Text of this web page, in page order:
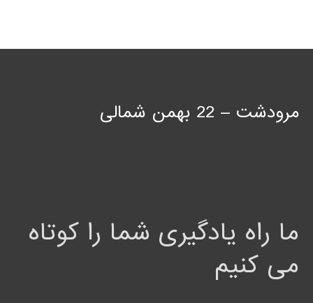
مرودشت – 22 بهمن شمالی
ما راه یادگیری شما را کوتاه
می کنیم